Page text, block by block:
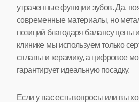
утраченные функции зубов. Да,
современные материалы, но
позиций благодаря балансу цены
клинике мы используем только
сплавы и керамику, а цифровое
гарантирует идеальную посадку.
Если у вас есть вопросы или вы